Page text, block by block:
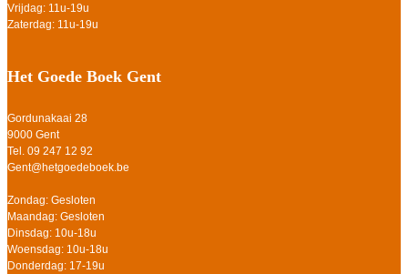
Vrijdag: 11u-19u
Zaterdag: 11u-19u
Het Goede Boek Gent
Gordunakaai 28
9000 Gent
Tel. 09 247 12 92
Gent@hetgoedeboek.be
Zondag: Gesloten
Maandag: Gesloten
Dinsdag: 10u-18u
Woensdag: 10u-18u
Donderdag: 17-19u